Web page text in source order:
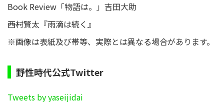
Book Review「物語は。」吉田大助
――西村賢太『雨滴は続く』
※画像は表紙及び帯等、実際とは異なる場合があります。
野性時代公式Twitter
Tweets by yaseijidai